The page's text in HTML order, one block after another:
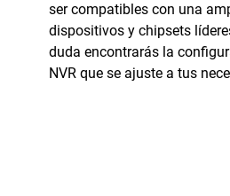
ser compatibles con una
dispositivos y chipsets
duda encontrarás la
NVR que se ajuste a tus